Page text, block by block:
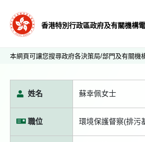
香港特別行政區政府及有關機構
本網頁可讓您搜尋政府各決策局/部門及有關機
姓名 蘇幸佩女士
職位 環境保護督察(排污